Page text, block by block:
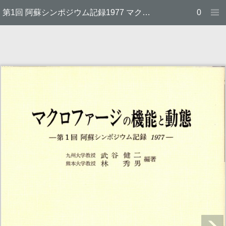
第1回 阿蘇シンポジウム記録1977 マクロファージの機能と動態 0